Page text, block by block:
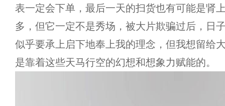
表一定会下单，最后一天的扫货也有可能是肾
多，但它一定不是秀场，被大片欺骗过后，日
似乎要承上启下地奉上我的理念，但我想留给
是靠着这些天马行空的幻想和想象力赋能的。